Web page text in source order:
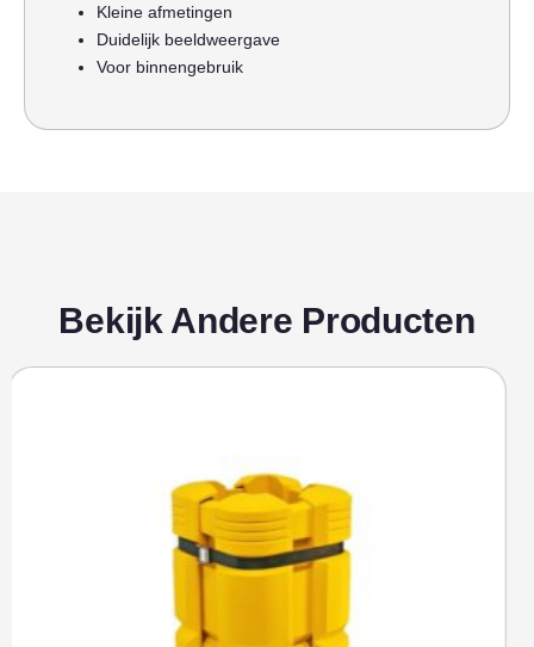
Kleine afmetingen
Duidelijk beeldweergave
Voor binnengebruik
Bekijk Andere Producten